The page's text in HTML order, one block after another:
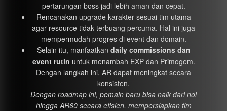
pertarungan boss jadi lebih aman dan cepat.
Rencanakan upgrade karakter sesuai tim utama
agar resource tidak terbuang percuma. Hal ini juga
mempermudah progres di event dan domain.
Selain itu, manfaatkan daily commissions dan
event rutin untuk menambah EXP dan Primogem.
Dengan langkah ini, AR dapat meningkat secara
konsisten.
Dengan roadmap ini, pemain baru bisa naik dari nol
hingga AR60 secara efisien, mempersiapkan tim